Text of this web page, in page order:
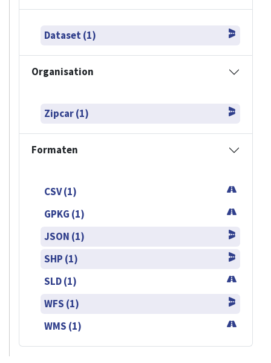
Dataset (1)
Organisation
Zipcar (1)
Formaten
CSV (1)
GPKG (1)
JSON (1)
SHP (1)
SLD (1)
WFS (1)
WMS (1)